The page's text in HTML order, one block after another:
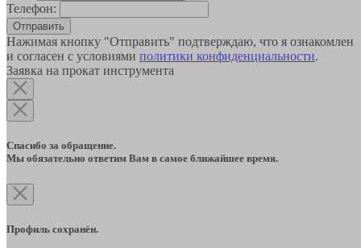
Телефон:
Отправить
Нажимая кнопку "Отправить" подтверждаю, что я ознакомлен
и согласен с условиями политики конфиденциальности.
Заявка на прокат инструмента
Спасибо за обращение.
Мы обязательно ответим Вам в самое ближайшее время.
Профиль сохранён.